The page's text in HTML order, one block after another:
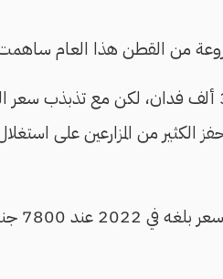
من القطن هذا العام
"وصلت مساحة مزروعات القطن العام الماضي إلى 335 ألف
متدني بلغ 3400 جنيه، ما حفز الكثير من المزارعين